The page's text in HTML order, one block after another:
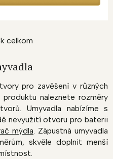
celkom
pro zavěšení v různých
naleznete rozměry
Umyvadla nabízíme s
nevyužití otvoru pro baterii
mýdla. Zápustná umyvadla
skvěle doplnit menší